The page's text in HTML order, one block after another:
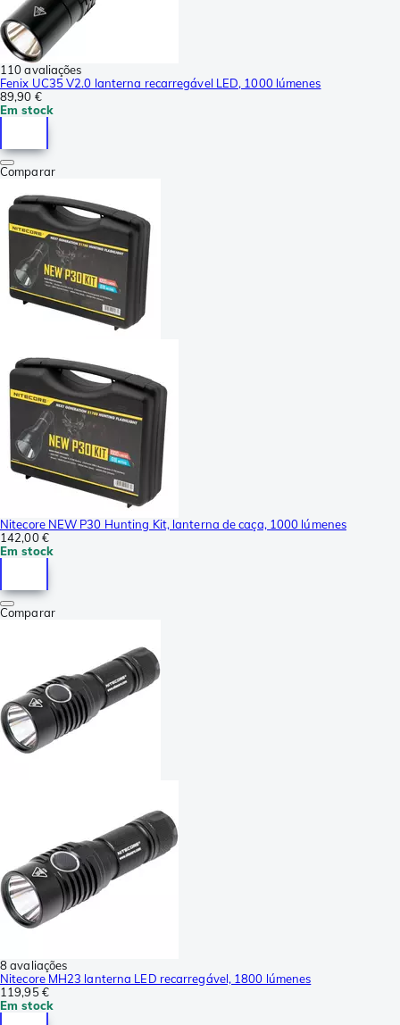
110 avaliações
Fenix UC35 V2.0 lanterna recarregável LED, 1000 lúmenes
89,90 €
Em stock
Comparar
Nitecore NEW P30 Hunting Kit, lanterna de caça, 1000 lúmenes
142,00 €
Em stock
Comparar
8 avaliações
Nitecore MH23 lanterna LED recarregável, 1800 lúmenes
119,95 €
Em stock